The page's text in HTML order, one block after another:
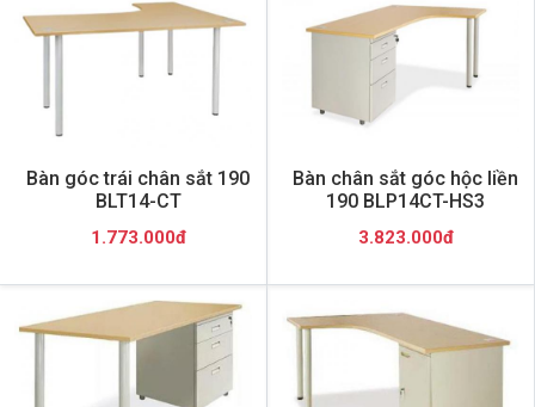
Bàn góc trái chân sắt 190
BLT14-CT
1.773.000đ
Bàn chân sắt góc hộc liền
190 BLP14CT-HS3
3.823.000đ